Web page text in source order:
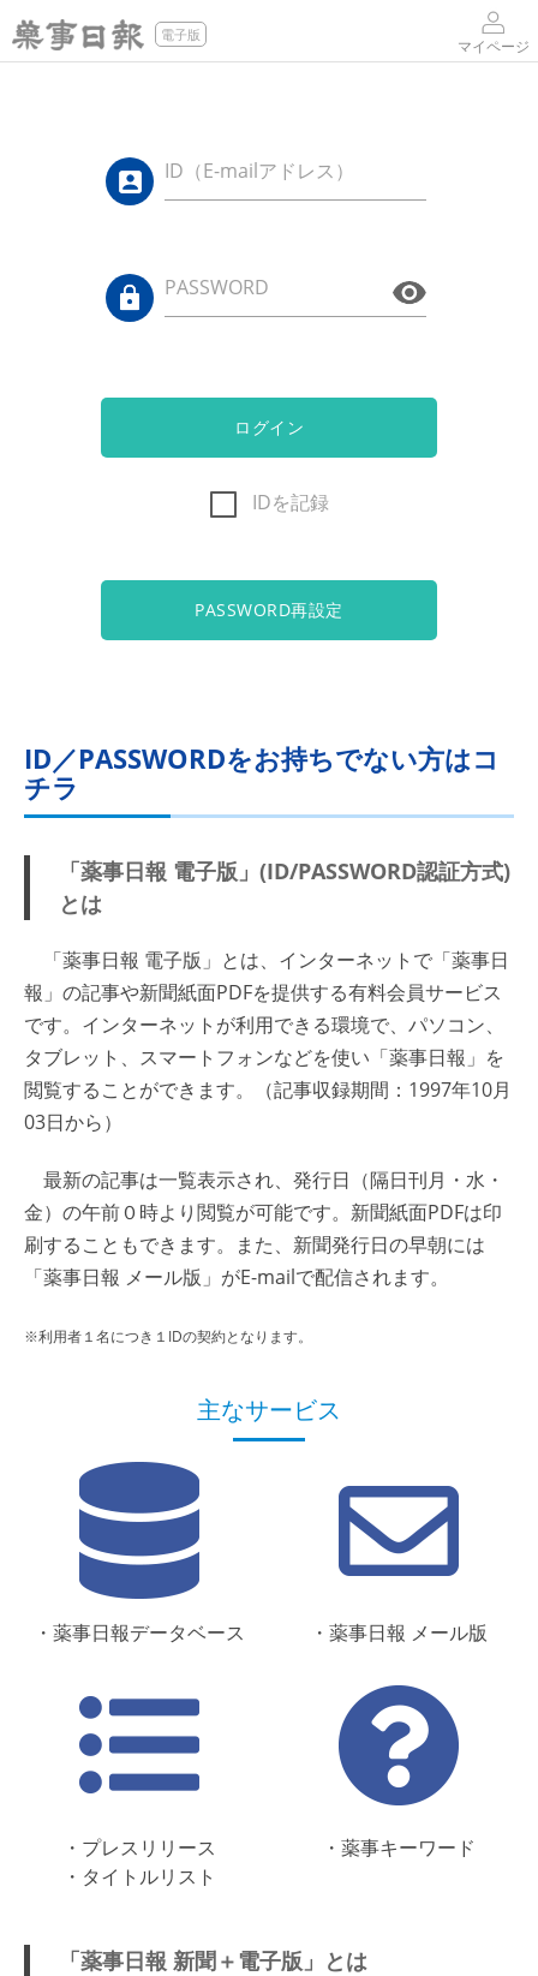
電子版
マイページ
ID（E-mailアドレス）
PASSWORD
ログイン
IDを記録
PASSWORD再設定
ID／PASSWORDをお持ちでない方はコ
チラ
「薬事日報 電子版」(ID/PASSWORD認証方式)
とは
「薬事日報 電子版」とは、インターネットで「薬事日
報」の記事や新聞紙面PDFを提供する有料会員サービス
です。インターネットが利用できる環境で、パソコン、
タブレット、スマートフォンなどを使い「薬事日報」を
閲覧することができます。（記事収録期間：1997年10月
03日から）
最新の記事は一覧表示され、発行日（隔日刊月・水・
金）の午前０時より閲覧が可能です。新聞紙面PDFは印
刷することもできます。また、新聞発行日の早朝には
「薬事日報 メール版」がE-mailで配信されます。
※利用者１名につき１IDの契約となります。
主なサービス
・薬事日報データベース ・薬事日報 メール版
・プレスリリース
・タイトルリスト
・薬事キーワード
「薬事日報 新聞＋電子版」とは